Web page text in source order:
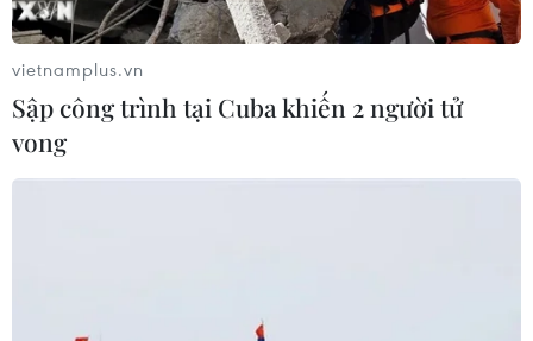
vietnamplus.vn
Sập công trình tại Cuba khiến 2 người tử
vong